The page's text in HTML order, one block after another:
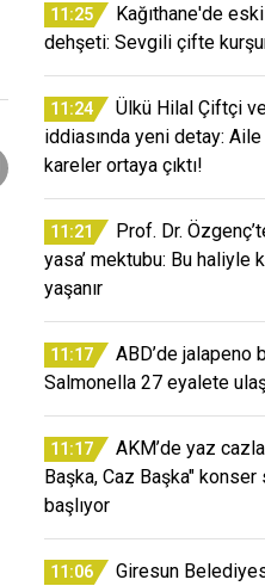
11:25
Kağıthane'de
dehşeti: Sevgili çifte
11:24
Ülkü Hilal Çiftçi
iddiasında yeni detay:
kareler ortaya çıktı!
11:21
Prof. Dr.
yasa’ mektubu: Bu haliyle
yaşanır
11:17
ABD’de jalapeno
Salmonella 27 eyalete
11:17
AKM’de yaz
Başka, Caz Başka"
başlıyor
11:06
Giresun